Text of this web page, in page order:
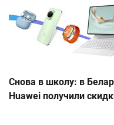
Снова в школу: в
Huawei получили